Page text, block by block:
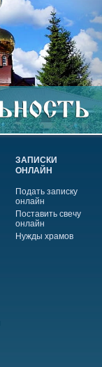
ЗАПИСКИ
ОНЛАЙН
Подать записку
онлайн
Поставить свечу
онлайн
Нужды храмов